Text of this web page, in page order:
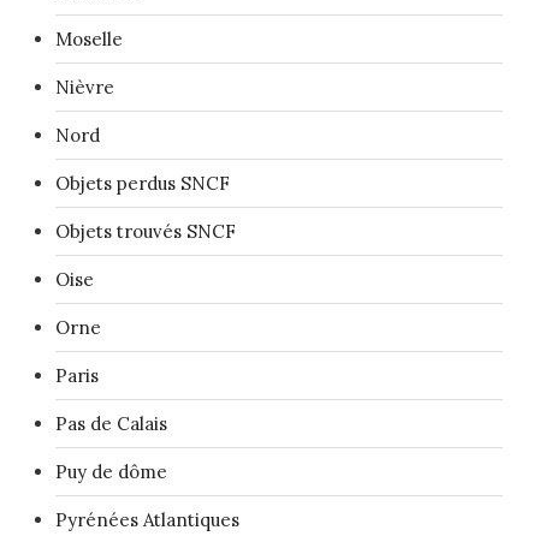
Moselle
Nièvre
Nord
Objets perdus SNCF
Objets trouvés SNCF
Oise
Orne
Paris
Pas de Calais
Puy de dôme
Pyrénées Atlantiques